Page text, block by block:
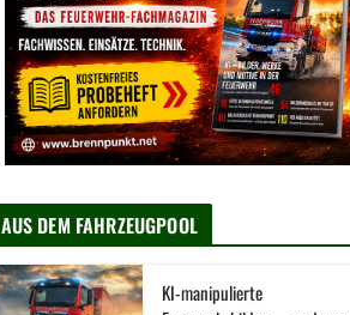
AUS DEM FAHRZEUGPOOL
KI-manipulierte